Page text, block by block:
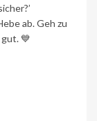
ab. Geh zu
💙